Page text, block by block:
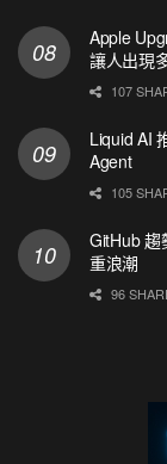
Apple
讓人出現
107
Liquid AI
Agent
105
GitHub 趨
重浪潮
96